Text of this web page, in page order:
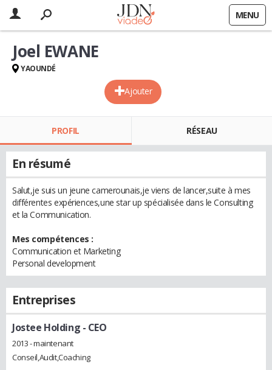
MENU
Ajouter
Joel EWANE
YAOUNDÉ
PROFIL RÉSEAU
En résumé
Salut,je suis un jeune camerounais,je viens de lancer,suite à mes
différentes expériences,une star up spécialisée dans le Consulting
et la Communication.
Mes compétences :
Communication et Marketing
Personal development
Entreprises
Jostee Holding - CEO
2013 - maintenant
Conseil,Audit,Coaching